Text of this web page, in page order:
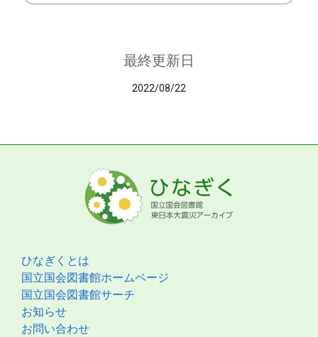
最終更新日
2022/08/22
ひなぎくとは
国立国会図書館ホームページ
国立国会図書館サーチ
お知らせ
お問い合わせ